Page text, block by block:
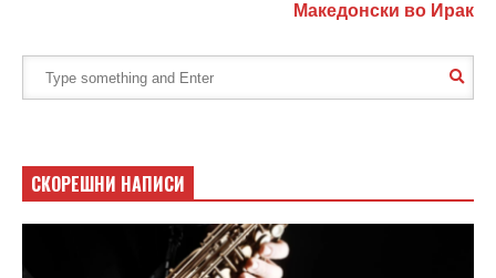
Македонски во Ирак
СКОРЕШНИ НАПИСИ